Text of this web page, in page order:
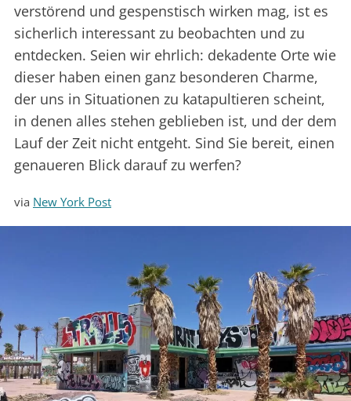
verstörend und gespenstisch wirken mag, ist es
sicherlich interessant zu beobachten und zu
entdecken. Seien wir ehrlich: dekadente Orte wie
dieser haben einen ganz besonderen Charme,
der uns in Situationen zu katapultieren scheint,
in denen alles stehen geblieben ist, und der dem
Lauf der Zeit nicht entgeht. Sind Sie bereit, einen
genaueren Blick darauf zu werfen?
via New York Post